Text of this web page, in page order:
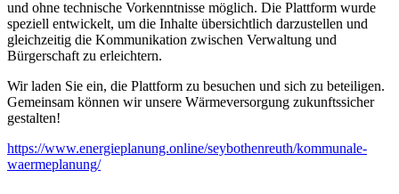
und ohne technische Vorkenntnisse möglich. Die Plattform wurde
speziell entwickelt, um die Inhalte übersichtlich darzustellen und
gleichzeitig die Kommunikation zwischen Verwaltung und
Bürgerschaft zu erleichtern.
Wir laden Sie ein, die Plattform zu besuchen und sich zu beteiligen.
Gemeinsam können wir unsere Wärmeversorgung zukunftssicher
gestalten!
https://www.energieplanung.online/seybothenreuth/kommunale-
waermeplanung/